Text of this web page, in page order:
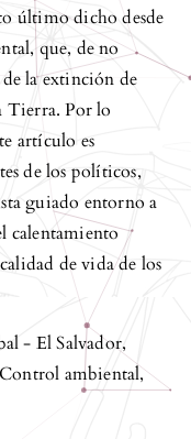
último dicho desde
que, de no
la extinción de
Tierra. Por lo
artículo es
de los políticos,
guiado entorno a
calentamiento
de vida de los
- El Salvador,
ambiental,